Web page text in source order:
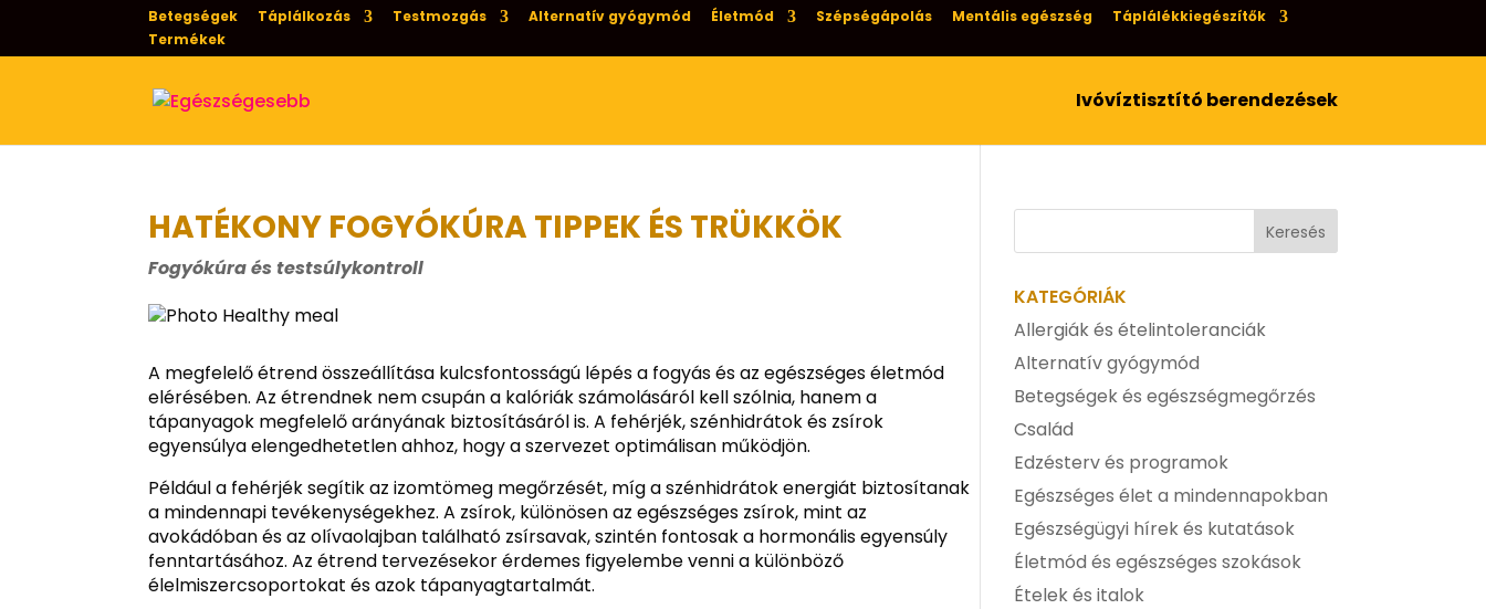
Betegségek Táplálkozás Testmozgás Alternatív gyógymód Életmód Szépségápolás Mentális egészség
Táplálékkiegészítők
Termékek
Ivóvíztisztító berendezések
HATÉKONY FOGYÓKÚRA TIPPEK ÉS TRÜKKÖK
Fogyókúra és testsúlykontroll
A megfelelő étrend összeállítása kulcsfontosságú lépés a fogyás és az egészséges életmód
elérésében. Az étrendnek nem csupán a kalóriák számolásáról kell szólnia, hanem a
tápanyagok megfelelő arányának biztosításáról is. A fehérjék, szénhidrátok és zsírok
egyensúlya elengedhetetlen ahhoz, hogy a szervezet optimálisan működjön.
Például a fehérjék segítik az izomtömeg megőrzését, míg a szénhidrátok energiát biztosítanak
a mindennapi tevékenységekhez. A zsírok, különösen az egészséges zsírok, mint az
avokádóban és az olívaolajban található zsírsavak, szintén fontosak a hormonális egyensúly
fenntartásához. Az étrend tervezésekor érdemes figyelembe venni a különböző
élelmiszercsoportokat és azok tápanyagtartalmát.
KATEGÓRIÁK
Allergiák és ételintoleranciák
Alternatív gyógymód
Betegségek és egészségmegőrzés
Család
Edzésterv és programok
Egészséges élet a mindennapokban
Egészségügyi hírek és kutatások
Életmód és egészséges szokások
Ételek és italok